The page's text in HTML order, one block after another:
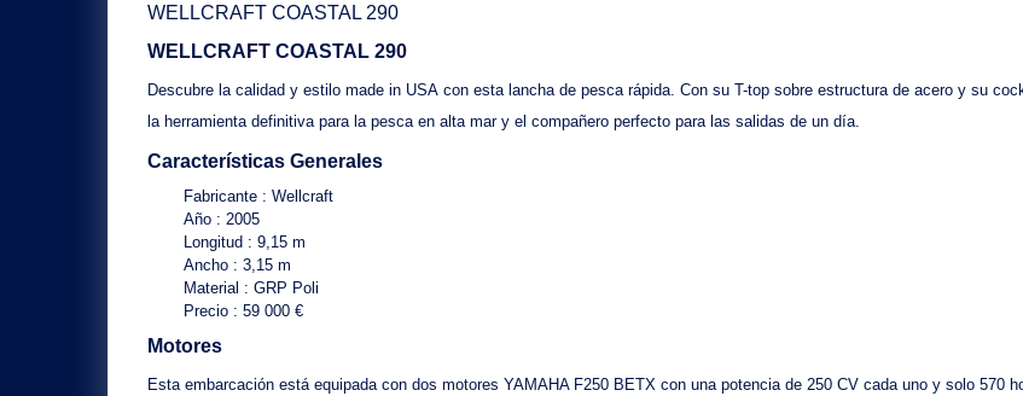
WELLCRAFT COASTAL 290
WELLCRAFT COASTAL 290
Descubre la calidad y estilo made in USA con esta lancha de pesca rápida . Con su T-top sobre estructura de acero y su
la herramienta definitiva para la pesca en alta mary el compañero perfecto para las salidas de un día
Características Generales
Fabricante : Wellcraft
Año : 2005
Longitud : 9,15 m
Ancho : 3,15 m
Material : GRP Poli
Precio : 59 000 €
Motores
Esta embarcación está equipada con dos motores YAMAHA F250 BETX con una potencia de 250 CV cada uno y solo 570